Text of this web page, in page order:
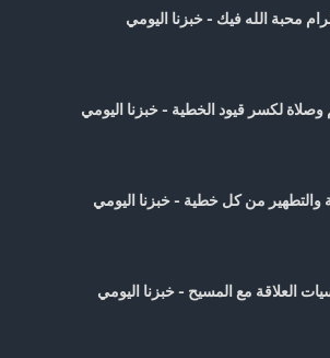
محبة الله فيك - خبزنا اليومي
وصلاة لكسر قيود الخطية - خبزنا اليومي
والتطهير من كل خطية - خبزنا اليومي
العلاقة مع المسيح - خبزنا اليومي